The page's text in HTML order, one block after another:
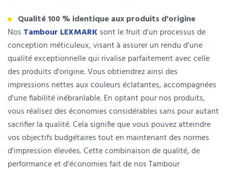
Qualité 100 % identique aux produits d'origine
Nos Tambour LEXMARK sont le fruit d'un processus de
conception méticuleux, visant à assurer un rendu d'une
qualité exceptionnelle qui rivalise parfaitement avec celle
des produits d'origine. Vous obtiendrez ainsi des
impressions nettes aux couleurs éclatantes, accompagnées
d'une fiabilité inébranlable. En optant pour nos produits,
vous réalisez des économies considérables sans pour autant
sacrifier la qualité. Cela signifie que vous pouvez atteindre
vos objectifs budgétaires tout en maintenant des normes
d'impression élevées. Cette combinaison de qualité, de
performance et d'économies fait de nos Tambour